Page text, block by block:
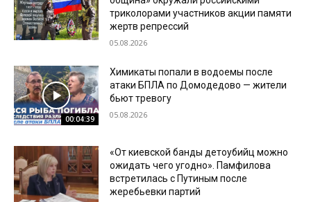
триколорами участников акции памяти
жертв репрессий
05.08.2026
00:04:39
Химикаты попали в водоемы после
атаки БПЛА по Домодедово — жители
бьют тревогу
05.08.2026
«От киевской банды детоубийц можно
ожидать чего угодно». Памфилова
встретилась с Путиным после
жеребьевки партий